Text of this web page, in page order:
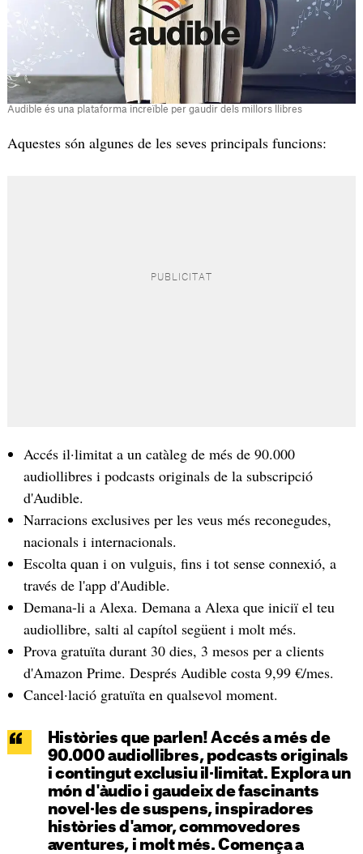
Audible és una plataforma increïble per gaudir dels millors llibres
Aquestes són algunes de les seves principals funcions:
Accés il·limitat a un catàleg de més de 90.000
audiollibres i podcasts originals de la subscripció
d'Audible.
Narracions exclusives per les veus més reconegudes,
nacionals i internacionals.
Escolta quan i on vulguis, fins i tot sense connexió, a
través de l'app d'Audible.
Demana-li a Alexa. Demana a Alexa que iniciï el teu
audiollibre, salti al capítol següent i molt més.
Prova gratuïta durant 30 dies, 3 mesos per a clients
d'Amazon Prime. Després Audible costa 9,99 €/mes.
Cancel·lació gratuïta en qualsevol moment.
Històries que parlen! Accés a més de
90.000 audiollibres, podcasts originals
i contingut exclusiu il·limitat. Explora un
món d'àudio i gaudeix de fascinants
novel·les de suspens, inspiradores
històries d'amor, commovedores
aventures, i molt més. Comença a